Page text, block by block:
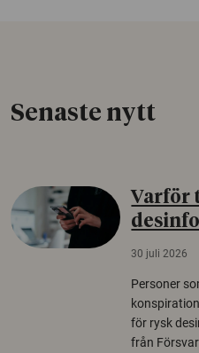
Senaste nytt
Varför
30 juli 2026
Personer
för rysk
från